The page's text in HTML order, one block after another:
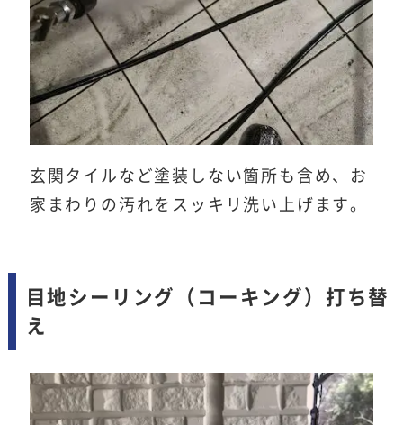
玄関タイルなど塗装しない箇所も含め、お
家まわりの汚れをスッキリ洗い上げます。
目地シーリング（コーキング）打ち替
え